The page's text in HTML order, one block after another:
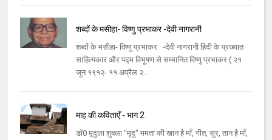
शब्दों के मसीहा- विष्णु प्रभाकर -देवी नागरानी
शब्दों के मसीहा- विष्णु प्रभाकर -देवी नागरानी हिंदी के प्रख्यात
साहित्यकार और पद्म विभूषण से सम्मानित विष्णु प्रभाकर ( २१
जून १९१२- ११ अप्रैल २...
माह की कविताएँ - भाग 2
डॉ0 मृदुला शुक्ला "मृदु" ममता की खान है माँ, गीत, सुर, तान है माँ,